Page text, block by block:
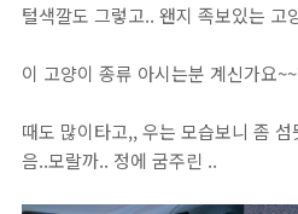
털색깔도 그렇고.. 왠지 족보있는 고
이 고양이 종류 아시는분 계신가요
때도 많이타고,, 우는 모습보니 좀
음..모랄까.. 정에 굼주린 ..